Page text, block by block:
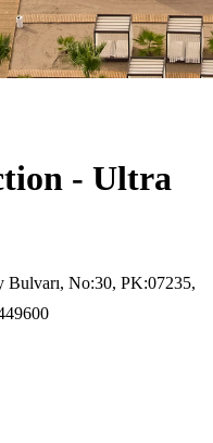
- Ultra
Bulvarı, No:30, PK:07235,